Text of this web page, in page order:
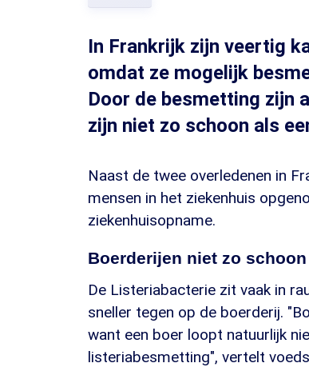
In Frankrijk zijn veertig
omdat ze mogelijk
Door de besmetting zijn
zijn niet zo schoon als
Naast de twee overledenen in
mensen in het ziekenhuis
ziekenhuisopname.
Boerderijen niet zo schoon
De Listeriabacterie zit vaak in
sneller tegen op de boerderij.
want een boer loopt natuurlijk
listeriabesmetting", vertelt